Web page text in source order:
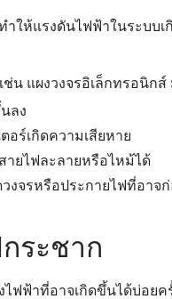
ำให้แรงดันไฟฟ้าในระบ
น แผงวงจรอิเล็กทรอนิกส์
ลง
ร์เกิดความเสียหาย
ายไฟละลายหรือไหม้ได้
งจรหรือประกายไฟที่อาจ
ระชาก
ฟฟ้าที่อาจเกิดขึ้นได้บ่อย